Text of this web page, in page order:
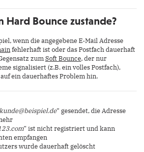
Bounce zustande?
wenn die angegebene E-Mail Adresse
fehlerhaft ist oder das Postfach dauerhaft
zumSoft Bounce, der nur
signalisiert (z.B. ein volles Postfach),
auf ein dauerhaftes Problem hin.
“ gesendet, die Adresse
“ ist nicht registriert und kann
empfangen
wurde dauerhaft gelöscht